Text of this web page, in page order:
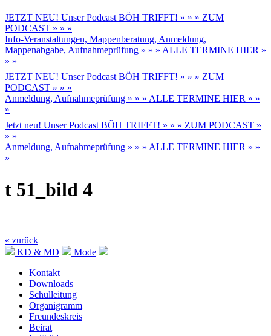
JETZT NEU! Unser Podcast BÖH TRIFFT! » » » ZUM
PODCAST » » »
Info-Veranstaltungen, Mappenberatung, Anmeldung,
Mappenabgabe, Aufnahmeprüfung » » » ALLE TERMINE HIER »
» »
JETZT NEU! Unser Podcast BÖH TRIFFT! » » » ZUM
PODCAST » » »
Anmeldung, Aufnahmeprüfung » » » ALLE TERMINE HIER » »
»
Jetzt neu! Unser Podcast BÖH TRIFFT! » » » ZUM PODCAST »
» »
Anmeldung, Aufnahmeprüfung » » » ALLE TERMINE HIER » »
»
t 51_bild 4
« zurück
KD & MD
Mode
Kontakt
Downloads
Schulleitung
Organigramm
Freundeskreis
Beirat